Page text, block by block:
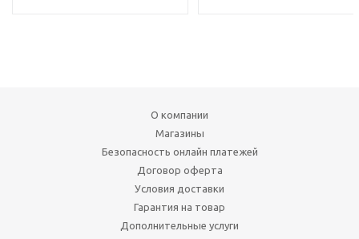
О компании
Магазины
Безопасность онлайн платежей
Договор оферта
Условия доставки
Гарантия на товар
Дополнительные услуги